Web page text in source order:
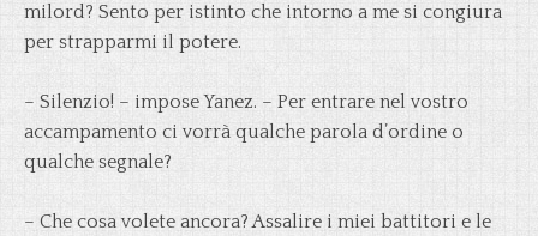
milord? Sento per istinto che intorno a me si congiura
per strapparmi il potere.
– Silenzio! – impose Yanez. – Per entrare nel vostro
accampamento ci vorrà qualche parola d’ordine o
qualche segnale?
– Che cosa volete ancora? Assalire i miei battitori e le